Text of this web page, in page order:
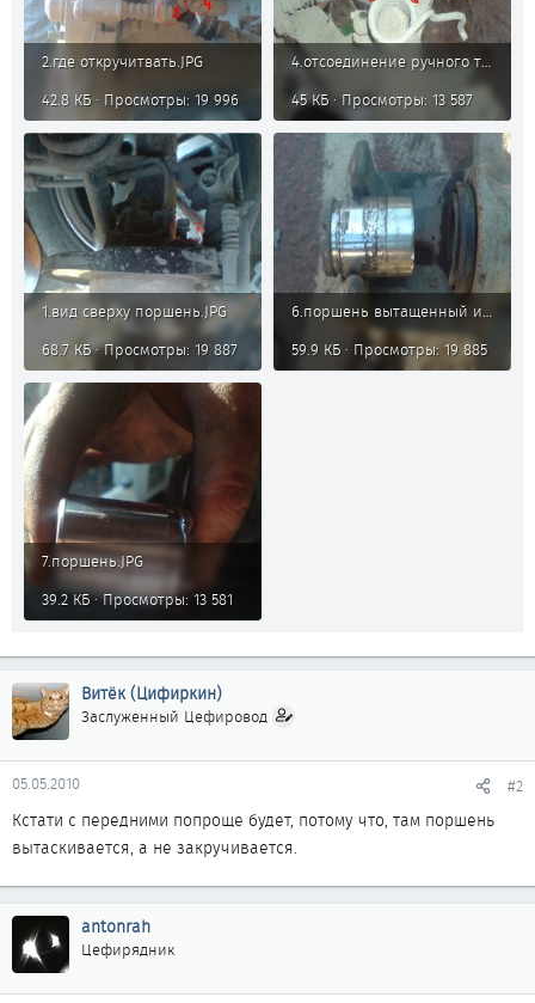
2.где откручитвать.JPG
42.8 КБ · Просмотры: 19 996
4.отсоединение ручного тормоза.JPG
45 КБ · Просмотры: 13 587
1.вид сверху поршень.JPG
68.7 КБ · Просмотры: 19 887
6.поршень вытащенный из супорта.JPG
59.9 КБ · Просмотры: 19 885
7.поршень.JPG
39.2 КБ · Просмотры: 13 581
Витёк (Цифиркин)
Заслуженный Цефировод
05.05.2010 #2
Кстати с передними попроще будет, потому что, там поршень
вытаскивается, а не закручивается.
antonrah
Цефирядник